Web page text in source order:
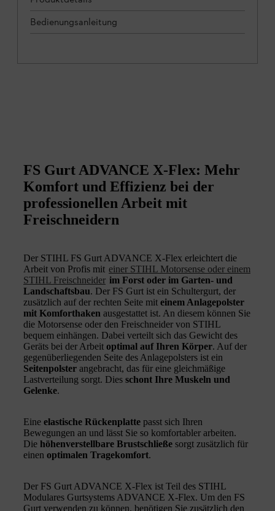
Bedienungsanleitung
FS Gurt ADVANCE X-Flex: Mehr
Komfort und Effizienz bei der
professionellen Arbeit mit
Freischneidern
Der STIHL FS Gurt ADVANCE X-Flex erleichtert die
Arbeit von Profis mit einer STIHL Motorsense oder einem
STIHL Freischneider im Forst oder im Garten- und
Landschaftsbau. Der FS Gurt ist ein Schultergurt, der
zusätzlich auf der rechten Seite mit einem Anlagepolster
mit Komforthaken ausgestattet ist. An diesem können Sie
die Motorsense oder den Freischneider von STIHL
bequem einhängen. Dabei verteilt sich das Gewicht des
Geräts bei der Arbeit optimal auf Ihren Körper. Auf der
gegenüberliegenden Seite des Anlagepolsters ist ein
Seitenpolster angebracht, das für eine gleichmäßige
Lastverteilung sorgt. Dies schont Ihre Muskeln und
Gelenke.
Eine elastische Rückenplatte passt sich Ihren
Bewegungen an und lässt Sie so komfortabler arbeiten.
Die höhenverstellbare Brustschließe sorgt zusätzlich für
einen optimalen Tragekomfort.
Der FS Gurt ADVANCE X-Flex ist Teil des STIHL
Modulares Gurtsystems ADVANCE X-Flex. Um den FS
Gurt verwenden zu können, benötigen Sie zusätzlich den